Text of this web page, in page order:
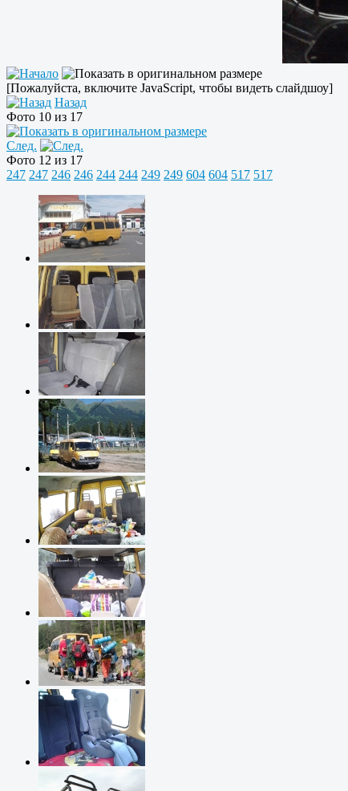
[Пожалуйста, включите JavaScript, чтобы видеть слайдшоу]
Назад
Фото 10 из 17
След.
Фото 12 из 17
247 247 246 246 244 244 249 249 604 604 517 517